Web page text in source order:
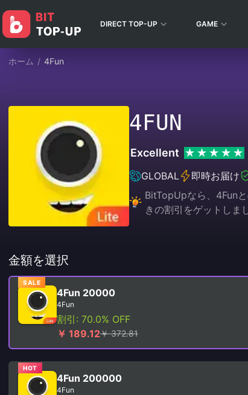
DIRECT TOP-UP GAME
ホーム / 4Fun
4FUN
Excellent
GLOBAL
即時お届け
BitTopUpなら、4Fun
きの割引をゲットしま
金額を選択
SALE
4Fun 20000
4Fun
割引: 70.0% OFF
￥ 189.12￥ 372.81
HOT
4Fun 200000
4Fun